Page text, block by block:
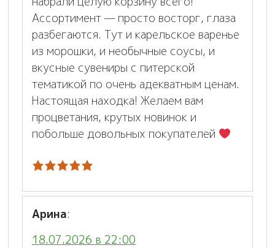
Ассортимент — просто восторг, глаза
разбегаются. Тут и карельское варенье
из морошки, и необычные соусы, и
вкусные сувениры с питерской
тематикой по очень адекватным ценам.
Настоящая находка! Желаем вам
процветания, крутых новинок и
побольше довольных покупателей
Арина:
18.07.2026 в 22:00